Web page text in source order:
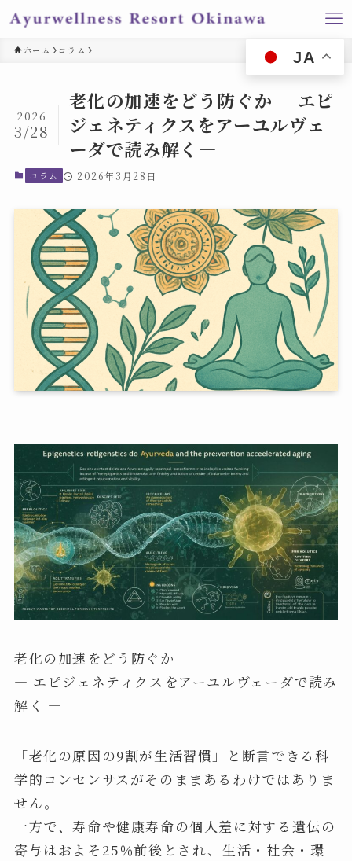
ホーム コラム
老化の加速をどう防ぐか —エピ
ジェネティクスをアーユルヴェ
ーダで読み解く—
2026
3/28
コラム 2026年3月28日
老化の加速をどう防ぐか
— エピジェネティクスをアーユルヴェーダで読み
解く —
「老化の原因の9割が生活習慣」と断言できる科
学的コンセンサスがそのままあるわけではありま
せん。
一方で、寿命や健康寿命の個人差に対する遺伝の
寄与はおよそ25％前後とされ、生活・社会・環
JA